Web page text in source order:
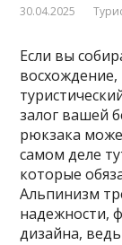
30.04.2025
Если вы
залог вашей
рюкзака
самом деле
которые
Альпинизм
надежности,
дизайна,